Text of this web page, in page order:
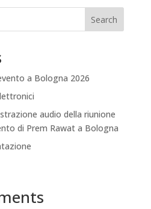
Search
a Bologna 2026
audio della riunione
di Prem Rawat a Bologna